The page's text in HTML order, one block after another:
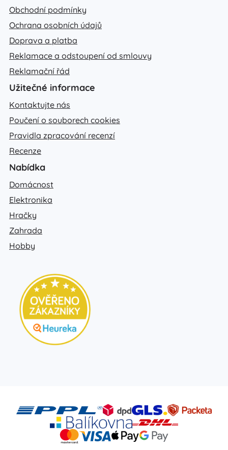
Obchodní podmínky
Ochrana osobních údajů
Doprava a platba
Reklamace a odstoupení od smlouvy
Reklamační řád
Užitečné informace
Kontaktujte nás
Poučení o souborech cookies
Pravidla zpracování recenzí
Recenze
Nabídka
Domácnost
Elektronika
Hračky
Zahrada
Hobby